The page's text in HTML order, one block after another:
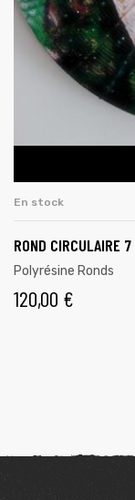
En stock
ROND CIRCULAIRE 7
Polyrésine Ronds
120,00 €